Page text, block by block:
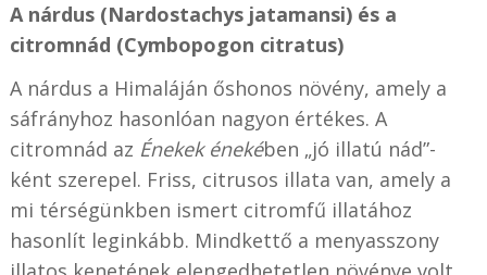
A nárdus (Nardostachys jatamansi) és a
citromnád (Cymbopogon citratus)
A nárdus a Himaláján őshonos növény, amely a
sáfrányhoz hasonlóan nagyon értékes. A
citromnád az Énekek énekében „jó illatú nád”-
ként szerepel. Friss, citrusos illata van, amely a
mi térségünkben ismert citromfű illatához
hasonlít leginkább. Mindkettő a menyasszony